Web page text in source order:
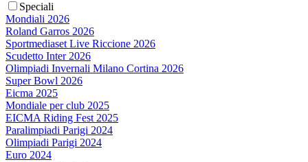
Speciali
Mondiali 2026
Roland Garros 2026
Sportmediaset Live Riccione 2026
Scudetto Inter 2026
Olimpiadi Invernali Milano Cortina 2026
Super Bowl 2026
Eicma 2025
Mondiale per club 2025
EICMA Riding Fest 2025
Paralimpiadi Parigi 2024
Olimpiadi Parigi 2024
Euro 2024